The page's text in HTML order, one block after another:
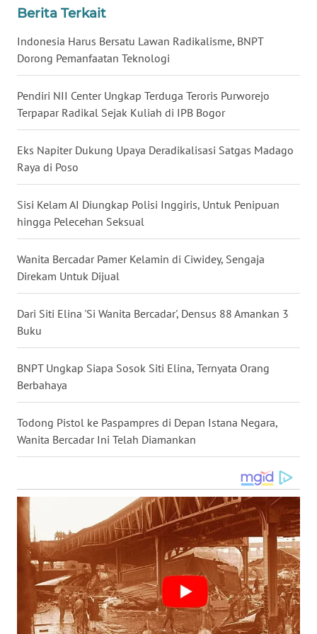
Berita Terkait
Indonesia Harus Bersatu Lawan Radikalisme, BNPT
Dorong Pemanfaatan Teknologi
Pendiri NII Center Ungkap Terduga Teroris Purworejo
Terpapar Radikal Sejak Kuliah di IPB Bogor
Eks Napiter Dukung Upaya Deradikalisasi Satgas Madago
Raya di Poso
Sisi Kelam AI Diungkap Polisi Inggiris, Untuk Penipuan
hingga Pelecehan Seksual
Wanita Bercadar Pamer Kelamin di Ciwidey, Sengaja
Direkam Untuk Dijual
Dari Siti Elina 'Si Wanita Bercadar', Densus 88 Amankan 3
Buku
BNPT Ungkap Siapa Sosok Siti Elina, Ternyata Orang
Berbahaya
Todong Pistol ke Paspampres di Depan Istana Negara,
Wanita Bercadar Ini Telah Diamankan
WN
BABEL
WN
WN
WN
JATENG
NUSANTARA
WN
JOGJA
WN
JATIM
WN
BALI
WN
KALBAR
WN
KALTENG